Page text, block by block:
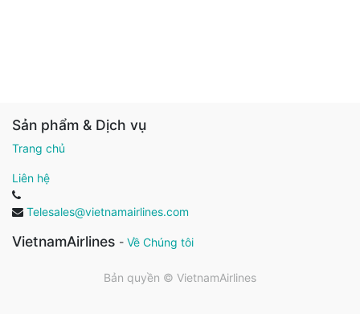
Sản phẩm & Dịch vụ
Trang chủ
Liên hệ
Telesales@vietnamairlines.com
VietnamAirlines - Về Chúng tôi
Bản quyền © VietnamAirlines